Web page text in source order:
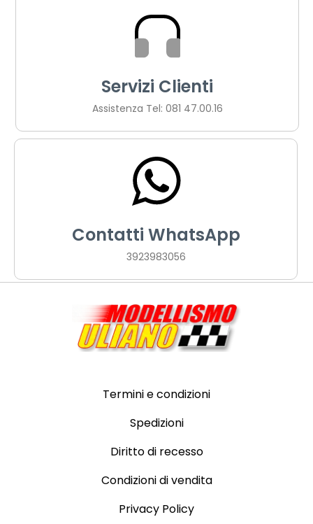
Servizi Clienti
Assistenza Tel: 081 47.00.16
Contatti WhatsApp
3923983056
Termini e condizioni
Spedizioni
Diritto di recesso
Condizioni di vendita
Privacy Policy